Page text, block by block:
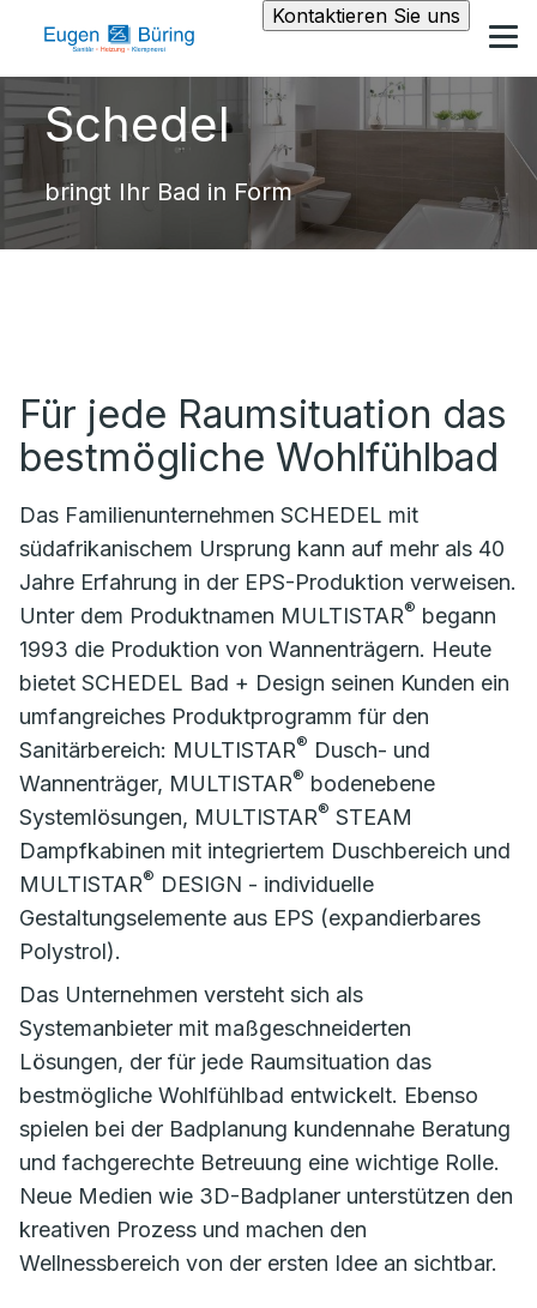
Kontaktieren Sie uns
Schedel
bringt Ihr Bad in Form
Für jede Raumsituation das
bestmögliche Wohlfühlbad
Das Familienunternehmen SCHEDEL mit
südafrikanischem Ursprung kann auf mehr als 40
Jahre Erfahrung in der EPS-Produktion verweisen.
Unter dem Produktnamen MULTISTAR® begann
1993 die Produktion von Wannenträgern. Heute
bietet SCHEDEL Bad + Design seinen Kunden ein
umfangreiches Produktprogramm für den
Sanitärbereich: MULTISTAR® Dusch- und
Wannenträger, MULTISTAR® bodenebene
Systemlösungen, MULTISTAR® STEAM
Dampfkabinen mit integriertem Duschbereich und
MULTISTAR® DESIGN - individuelle
Gestaltungselemente aus EPS (expandierbares
Polystrol).
Das Unternehmen versteht sich als
Systemanbieter mit maßgeschneiderten
Lösungen, der für jede Raumsituation das
bestmögliche Wohlfühlbad entwickelt. Ebenso
spielen bei der Badplanung kundennahe Beratung
und fachgerechte Betreuung eine wichtige Rolle.
Neue Medien wie 3D-Badplaner unterstützen den
kreativen Prozess und machen den
Wellnessbereich von der ersten Idee an sichtbar.